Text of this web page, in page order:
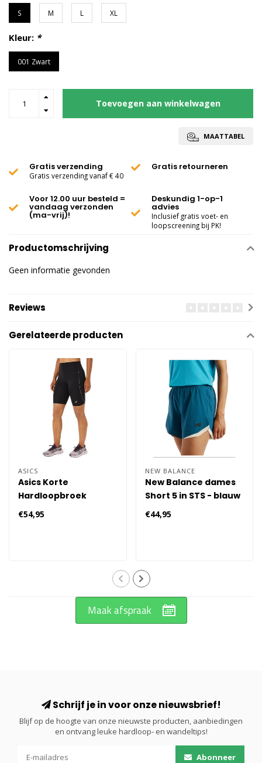
S M L XL
Kleur: *
001 Zwart
Toevoegen aan winkelwagen
MAATTABEL
Gratis verzending
Gratis verzending vanaf € 40
Gratis retourneren
Voor 12.00 uur besteld =
vandaag verzonden
(ma-vrij)!
Deskundig 1-op-1
advies
Inclusief gratis voet- en
loopscreening bij PK!
Productomschrijving
Geen informatie gevonden
Reviews
Gerelateerde producten
ASICS
Asics Korte
Hardloopbroek
Dames
€54,95
NEW BALANCE
New Balance dames
Short 5 in STS - blauw
€44,95
Maak afspraak
Schrijf je in voor onze nieuwsbrief!
Blijf op de hoogte van onze nieuwste producten, aanbiedingen
en ontvang leuke hardloop- en wandeltips!
Abonneer